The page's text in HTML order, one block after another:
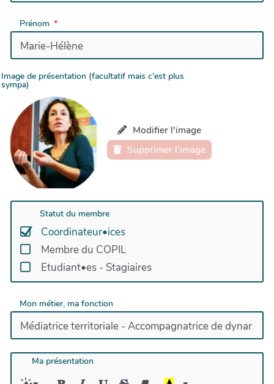
Prénom
Image de présentation (facultatif mais c'est plus
sympa)
Modifier l'image
Supprimer l'image
Statut du membre
Coordinateur•ices
Membre du COPIL
Etudiant•es - Stagiaires
Mon métier, ma fonction
Ma présentation